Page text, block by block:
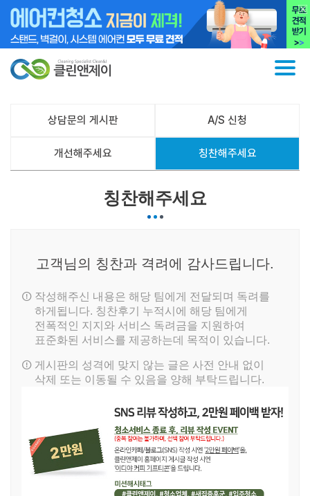
상담문의 게시판 A/S 신청
개선해주세요 칭찬해주세요
칭찬해주세요
고객님의 칭찬과 격려에 감사드립니다.
작성해주신 내용은 해당 팀에게 전달되며 독려를
하게됩니다. 칭찬후기 누적시에 해당 팀에게
전폭적인 지지와 서비스 독려금을 지원하여
표준화된 서비스를 제공하는데 목적이 있습니다.
게시판의 성격에 맞지 않는 글은 사전 안내 없이
삭제 또는 이동될 수 있음을 양해 부탁드립니다.